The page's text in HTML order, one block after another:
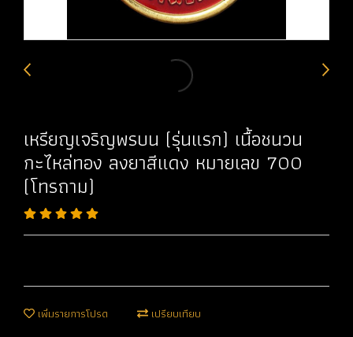
เหรียญเจริญพรบน (รุ่นแรก) เนื้อชนวน
กะไหล่ทอง ลงยาสีแดง หมายเลข 700
(โทรถาม)
เพิ่มรายการโปรด เปรียบเทียบ